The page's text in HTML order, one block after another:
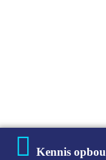
Kennis